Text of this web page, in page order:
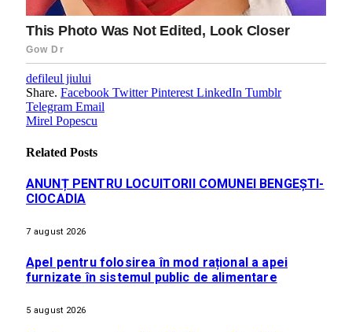
defileul jiului
Share. Facebook Twitter Pinterest LinkedIn Tumblr
Telegram Email
Mirel Popescu
Related Posts
ANUNȚ PENTRU LOCUITORII COMUNEI BENGEȘTI-
CIOCADIA
7 august 2026
Apel pentru folosirea în mod rațional a apei
furnizate în sistemul public de alimentare
5 august 2026